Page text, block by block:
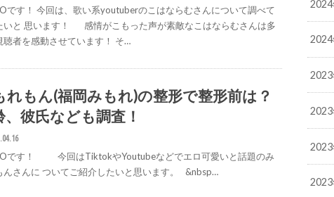
です！ 今回は、歌い系youtuberのこはならむさんについて調べて
いと 思います！ 感情がこもった声が素敵なこはならむさんは多
聴者を感動させています！ そ…
れもん(福岡みもれ)の整形で整形前は？
、彼氏なども調査！
です！ 今回はTiktokやYoutubeなどでエロ可愛いと話題のみ
んさんに ついてご紹介したいと思います。 &nbsp…
2024
2024
2023
2023
2023
2023